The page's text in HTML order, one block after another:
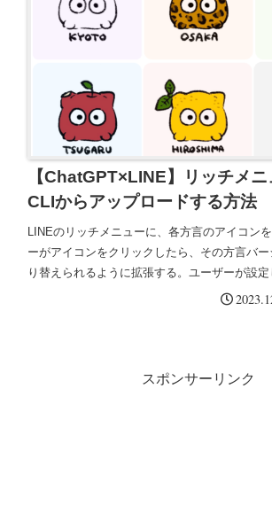
【ChatGPT×LINE】リッチメ
CLIからアップロードする方法
LINEのリッチメニューに、各方言のアイコン
ーがアイコンをクリックしたら、その方言バ
り替えられるように拡張する。ユーザーが設定
プロンプトを呼び出して、OPENAI_APIに渡
スポンサーリンク